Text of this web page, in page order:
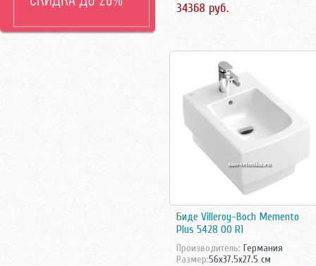
34368 руб.
Биде Villeroy-Boch Memento
Plus 5428 00 R1
Производитель: Германия
Размер:56x37.5x27.5 см